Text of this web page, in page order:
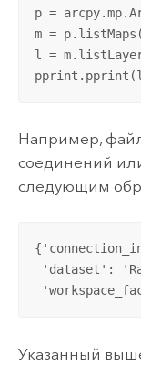
p =
m =
l =
Например,
соединений
следующим
'dataset':
Указанный